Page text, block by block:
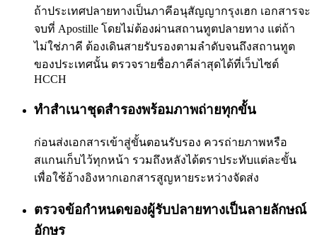
ถ้าประเทศปลายทางเป็นภาคีอนุสัญญากรุงเฮก เอกสารจะ
จบที่ Apostille โดยไม่ต้องผ่านสถานทูตปลายทาง แต่ถ้า
ไม่ใช่ภาคี ต้องเดินสายรับรองตามลำดับจนถึงสถานทูต
ของประเทศนั้น ตรวจรายชื่อภาคีล่าสุดได้ที่เว็บไซต์
HCCH
ทำสำเนาชุดสำรองพร้อมภาพถ่ายทุกขั้น
ก่อนส่งเอกสารเข้าสู่ขั้นตอนรับรอง ควรถ่ายภาพหรือ
สแกนเก็บไว้ทุกหน้า รวมถึงหลังได้ตราประทับแต่ละขั้น
เพื่อใช้อ้างอิงหากเอกสารสูญหายระหว่างจัดส่ง
ตรวจข้อกำหนดของผู้รับปลายทางเป็นลายลักษณ์
อักษร